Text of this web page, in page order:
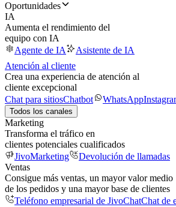
Oportunidades
IA
Aumenta el rendimiento del
equipo con IA
Agente de IA
Asistente de IA
Atención al cliente
Crea una experiencia de atención al
cliente excepcional
Chat para sitiosChatbot WhatsApp
Todos los canales
Marketing
Transforma el tráfico en
clientes potenciales cualificados
JivoMarketing
Devolución de llamadas
Ventas
Consigue más ventas, un mayor valor medio
de los pedidos y una mayor base de clientes
Teléfono empresarial de JivoChatChat de